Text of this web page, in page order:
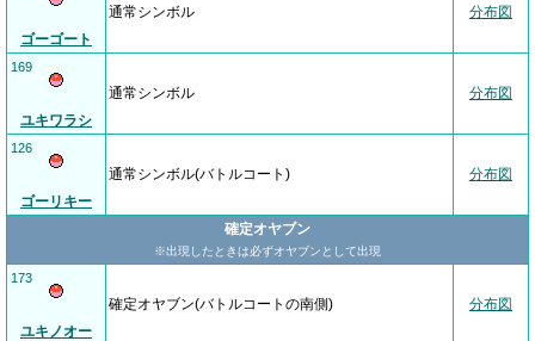
ゴーゴート
通常シンボル 分布図
169
ユキワラシ
通常シンボル 分布図
126
ゴーリキー
通常シンボル(バトルコート) 分布図
確定オヤブン
※出現したときは必ずオヤブンとして出現
173
ユキノオー
確定オヤブン(バトルコートの南側) 分布図